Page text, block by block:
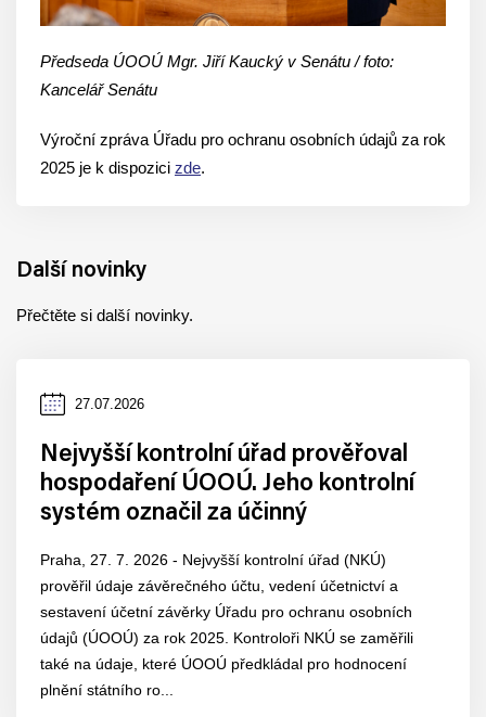
Předseda ÚOOÚ Mgr. Jiří Kaucký v Senátu / foto:
Kancelář Senátu
Výroční zpráva Úřadu pro ochranu osobních údajů za rok
2025 je k dispozici zde.
Další novinky
Přečtěte si další novinky.
Datum
27.07.2026
Nejvyšší kontrolní úřad prověřoval
hospodaření ÚOOÚ. Jeho kontrolní
systém označil za účinný
Praha, 27. 7. 2026 - Nejvyšší kontrolní úřad (NKÚ)
prověřil údaje závěrečného účtu, vedení účetnictví a
sestavení účetní závěrky Úřadu pro ochranu osobních
údajů (ÚOOÚ) za rok 2025. Kontroloři NKÚ se zaměřili
také na údaje, které ÚOOÚ předkládal pro hodnocení
plnění státního ro...